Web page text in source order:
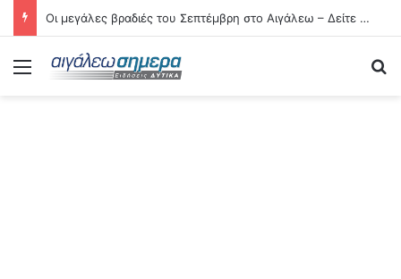
Οι μεγάλες βραδιές του Σεπτέμβρη στο Αιγάλεω – Δείτε αναλυτικά τις 21 εκδηλώσεις
Menu